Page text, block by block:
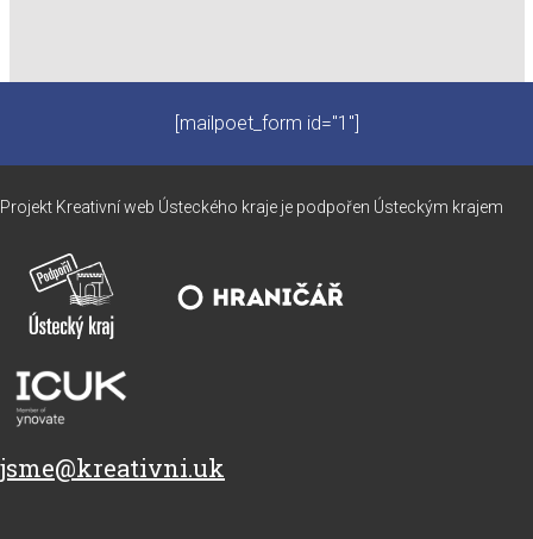
[mailpoet_form id="1"]
Projekt Kreativní web Ústeckého kraje je podpořen Ústeckým krajem
jsme@kreativni.uk